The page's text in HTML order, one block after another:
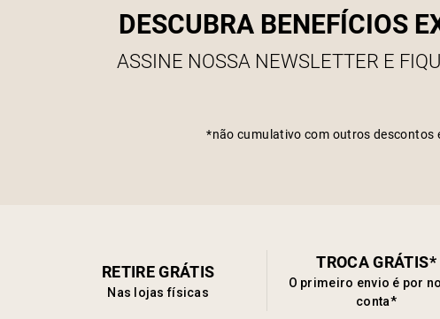
DESCUBRA BENEFÍCIOS
ASSINE NOSSA NEWSLETTER E
*não cumulativo com outros descontos
RETIRE GRÁTIS
Nas lojas físicas
TROCA GRÁTIS*
O primeiro envio é por
conta*